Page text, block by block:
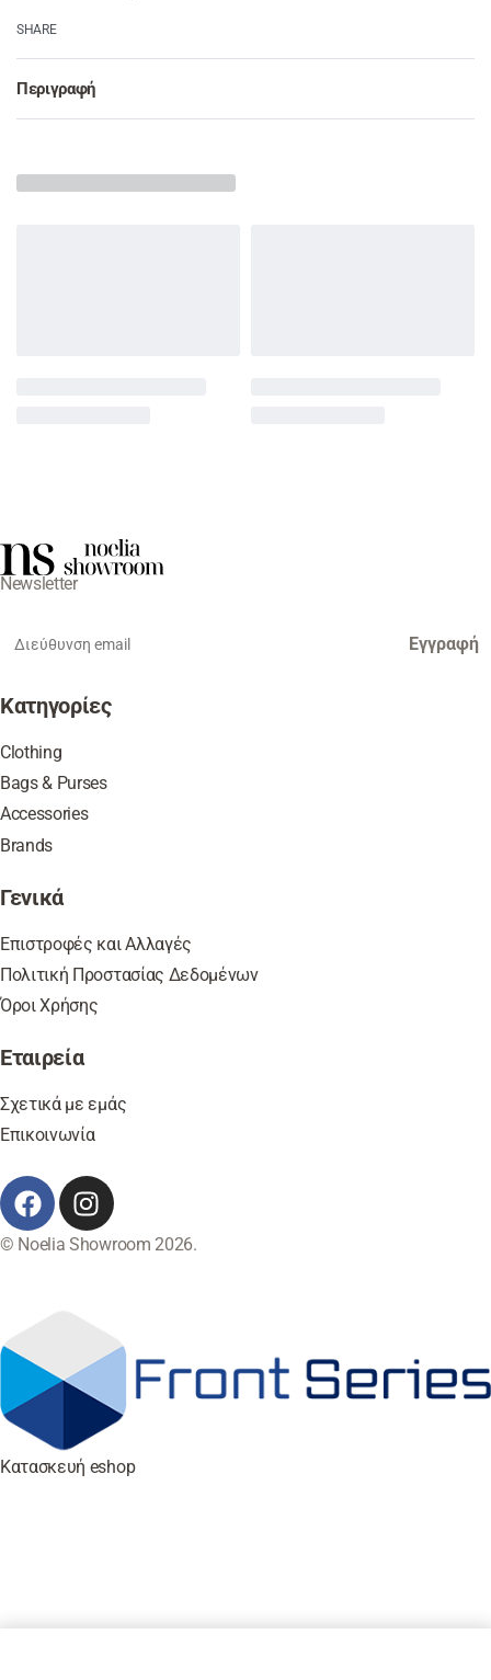
SHARE
Περιγραφή
Newsletter
Εγγραφή
Κατηγορίες
Clothing
Bags & Purses
Accessories
Brands
Γενικά
Επιστροφές και Αλλαγές
Πολιτική Προστασίας Δεδομένων
Όροι Χρήσης
Εταιρεία
Σχετικά με εμάς
Επικοινωνία
© Noelia Showroom 2026.
Κατασκευή eshop